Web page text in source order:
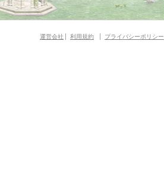
運営会社 利用規約 プライバシーポリシー